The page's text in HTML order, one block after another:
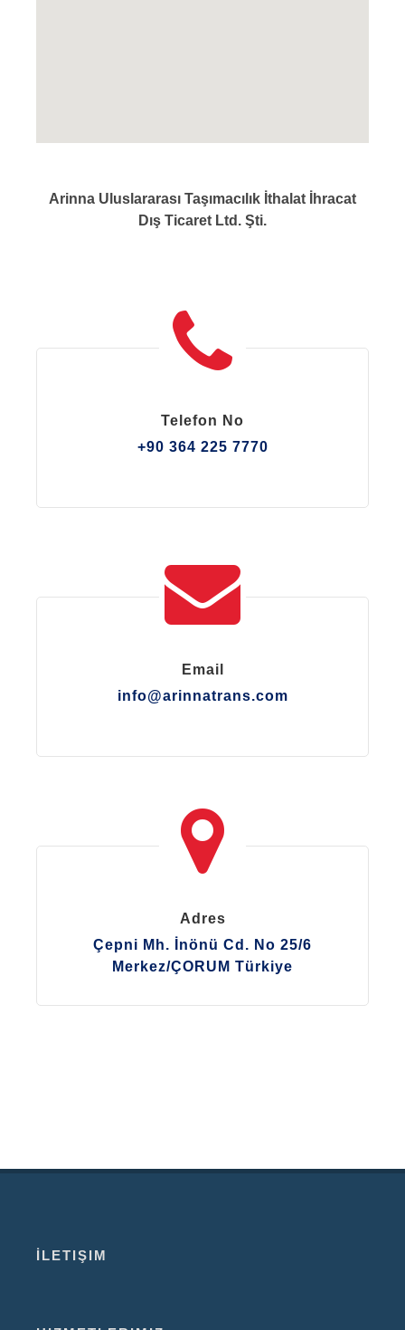
Arinna Uluslararası Taşımacılık İthalat İhracat
Dış Ticaret Ltd. Şti.
Telefon No
+90 364 225 7770
Email
info@arinnatrans.com
Adres
Çepni Mh. İnönü Cd. No 25/6
Merkez/ÇORUM Türkiye
İLETIŞIM